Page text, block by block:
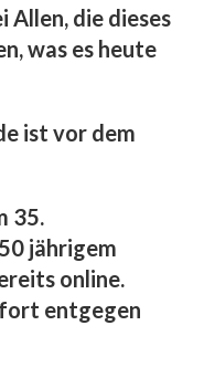
Allen, die dieses
was es heute
ist vor dem
35.
jährigem
online.
entgegen